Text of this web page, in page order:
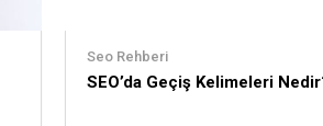
Seo Rehberi
SEO’da Geçiş Kelimeleri